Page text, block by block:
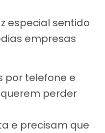
especial sentido
empresas
por telefone e
perder
e precisam que